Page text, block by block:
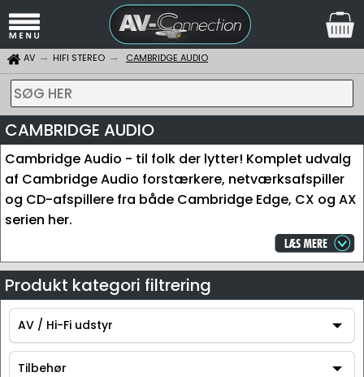
AV HIFI STEREO CAMBRIDGE AUDIO
SØG HER
CAMBRIDGE AUDIO
Cambridge Audio - til folk der lytter! Komplet udvalg
af Cambridge Audio forstærkere, netværksafspiller
og CD-afspillere fra både Cambridge Edge, CX og AX
serien her.
Produkt kategori filtrering
AV / Hi-Fi udstyr
AV / Hi-Fi udstyr
Tilbehør